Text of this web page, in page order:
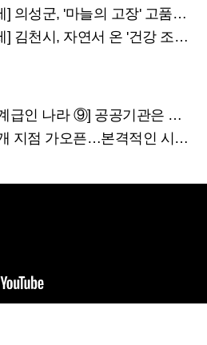
, '마늘의 고장' 고품질 청정농산물
, 자연서 온 '건강 조미료' 표고버섯
은 지방으로 왔지만, 그들이 사는 곳은 서울이었다
가오픈…본격적인 시험대 올랐다